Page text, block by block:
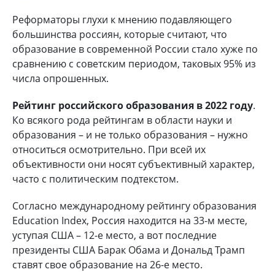
Реформаторы глухи к мнению подавляющего
большинства россиян, которые считают, что
образование в современной России стало хуже по
сравнению с советским периодом, таковых 95% из
числа опрошенных.
Рейтинг российского образования в 2022 году.
Ко всякого рода рейтингам в области науки и
образования – и не только образования – нужно
относиться осмотрительно. При всей их
объективности они носят субъективный характер,
часто с политическим подтекстом.
Согласно международному рейтингу образования
Education Index, Россия находится на 33-м месте,
уступая США – 12-е место, а вот последние
президенты США Барак Обама и Дональд Трамп
ставят свое образование на 26-е место.